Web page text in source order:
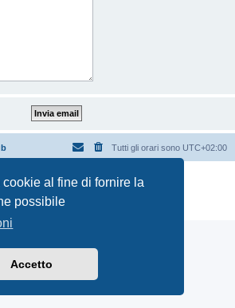
al fine di fornire la
possibile
Accetto
Tutti gli orari sono UTC+02:00
® Forum Software © phpBB Limited
Privacy|Condizioni